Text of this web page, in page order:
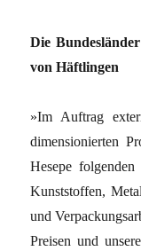
Die
von Häftlingen
»Im Auftrag
dimensionierten
Hesepe
Kunststoffen,
und
Preisen und